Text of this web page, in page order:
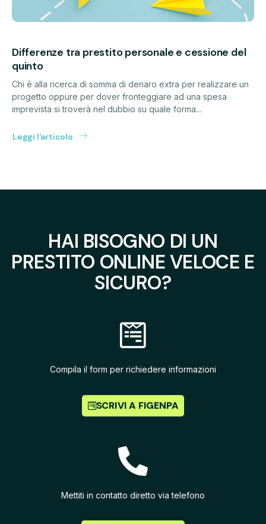
Differenze tra prestito personale e cessione del
quinto
Chi è alla ricerca di somma di denaro extra per realizzare un
progetto oppure per dover fronteggiare ad una spesa
imprevista si troverà nel dubbio su quale forma...
Leggi l'articolo
HAI BISOGNO DI UN
PRESTITO ONLINE VELOCE E
SICURO?
Compila il form per richiedere informazioni
SCRIVI A FIGENPA
Mettiti in contatto diretto via telefono